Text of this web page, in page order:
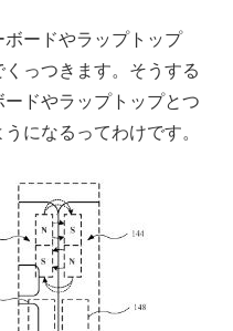
ードやラップトップ
っつきます。そうする
ドやラップトップとつ
になるってわけです。